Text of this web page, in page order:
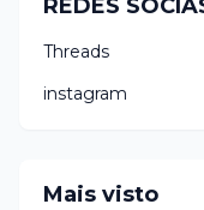
REDES
Threads
instagram
Mais visto